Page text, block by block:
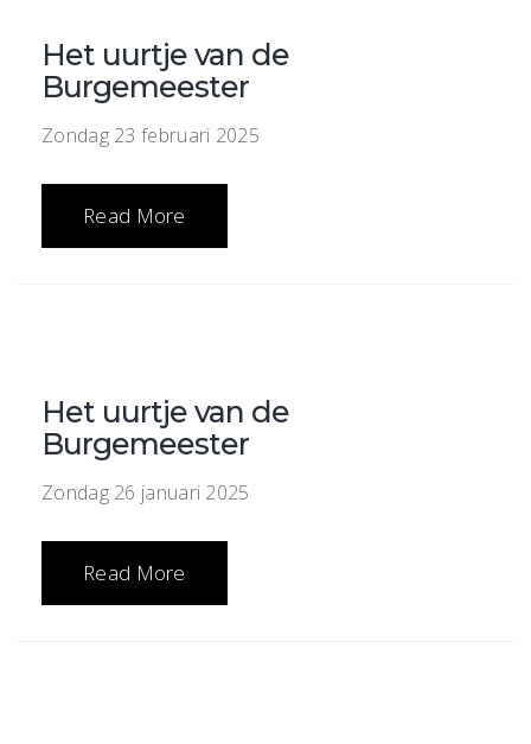
Het uurtje van de
Burgemeester
Zondag 23 februari 2025
Read More
Het uurtje van de
Burgemeester
Zondag 26 januari 2025
Read More